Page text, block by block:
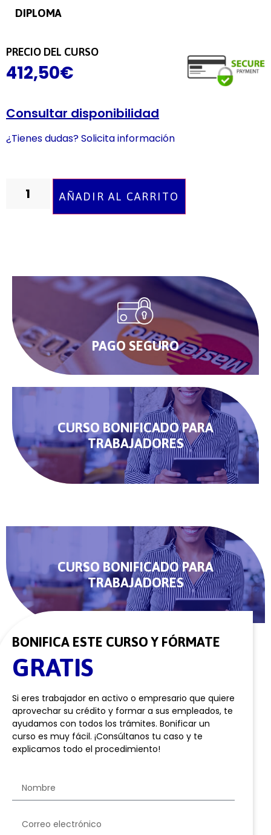
DIPLOMA
PRECIO DEL CURSO
412,50€
Consultar disponibilidad
¿Tienes dudas? Solicita información
AÑADIR AL CARRITO
PAGO SEGURO
CURSO BONIFICADO PARA
TRABAJADORES
CURSO BONIFICADO PARA
TRABAJADORES
BONIFICA ESTE CURSO Y FÓRMATE
GRATIS
Si eres trabajador en activo o empresario que quiere
aprovechar su crédito y formar a sus empleados, te
ayudamos con todos los trámites. Bonificar un
curso es muy fácil. ¡Consúltanos tu caso y te
explicamos todo el procedimiento!